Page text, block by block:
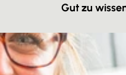
Gut zu